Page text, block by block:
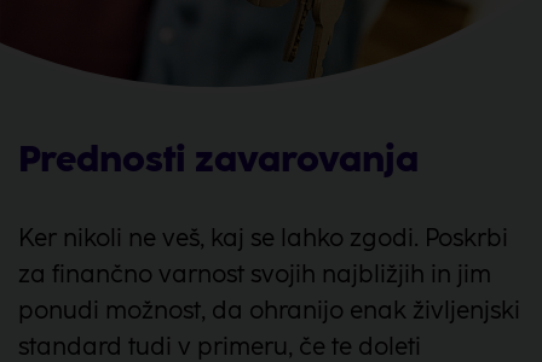
Prednosti zavarovanja
Ker nikoli ne veš, kaj se lahko zgodi. Poskrbi
za finančno varnost svojih najbližjih in jim
ponudi možnost, da ohranijo enak življenjski
standard tudi v primeru, če te doleti